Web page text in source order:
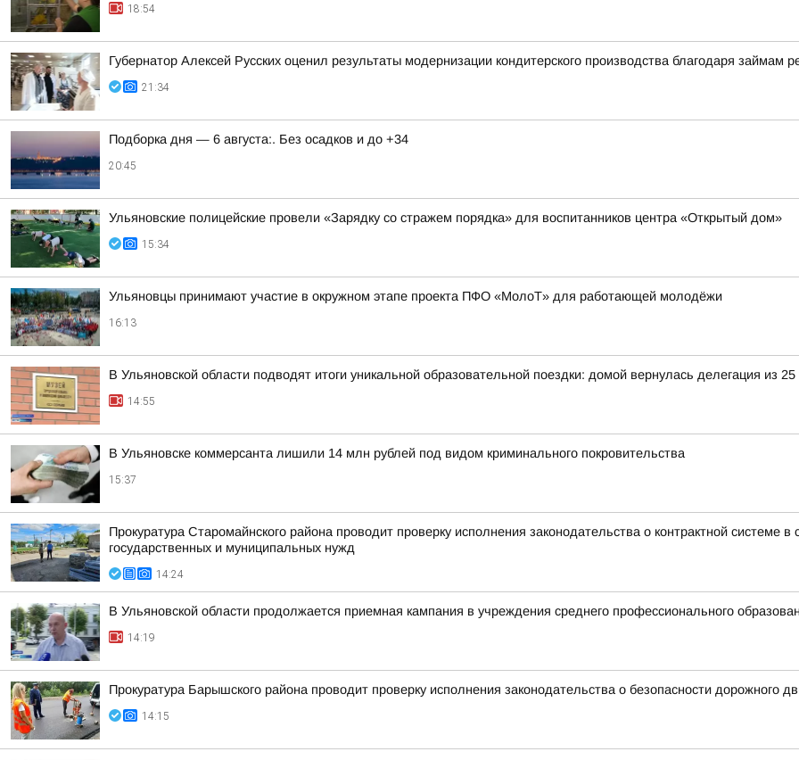
18:54
Губернатор Алексей Русских оценил результаты модернизации кондитерского производства благодаря займам
21:34
Подборка дня — 6 августа:. Без осадков и до +34
20:45
Ульяновские полицейские провели «Зарядку со стражем порядка» для воспитанников центра «Открытый дом»
15:34
Ульяновцы принимают участие в окружном этапе проекта ПФО «МолоТ» для работающей молодёжи
16:13
В Ульяновской области подводят итоги уникальной образовательной поездки: домой вернулась делегация из
14:55
В Ульяновске коммерсанта лишили 14 млн рублей под видом криминального покровительства
15:37
Прокуратура Старомайнского района проводит проверку исполнения законодательства о контрактной системе
государственных и муниципальных нужд
14:24
В Ульяновской области продолжается приемная кампания в учреждения среднего профессионального
14:19
Прокуратура Барышского района проводит проверку исполнения законодательства о безопасности дорожного
14:15